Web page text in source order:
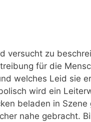
versucht zu
für die
welches Leid sie
wird ein
beladen in Szene
nahe gebracht.